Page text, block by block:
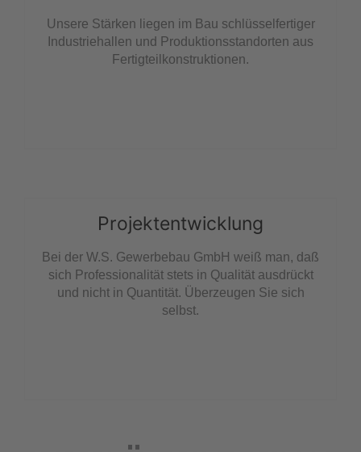
Unsere Stärken liegen im Bau schlüsselfertiger
Industriehallen und Produktionsstandorten aus
Fertigteilkonstruktionen.
Projektentwicklung
Bei der W.S. Gewerbebau GmbH weiß man, daß
sich Professionalität stets in Qualität ausdrückt
und nicht in Quantität. Überzeugen Sie sich
selbst.